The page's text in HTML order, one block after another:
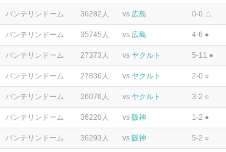
バンテリンドーム 36282人 vs 広島 0-0 △
バンテリンドーム 35745人 vs 広島 4-6 ●
バンテリンドーム 27373人 vs ヤクルト 5-11 ●
バンテリンドーム 27836人 vs ヤクルト 2-0 ○
バンテリンドーム 26076人 vs ヤクルト 3-2 ○
バンテリンドーム 36220人 vs 阪神 1-2 ●
バンテリンドーム 36293人 vs 阪神 5-2 ○